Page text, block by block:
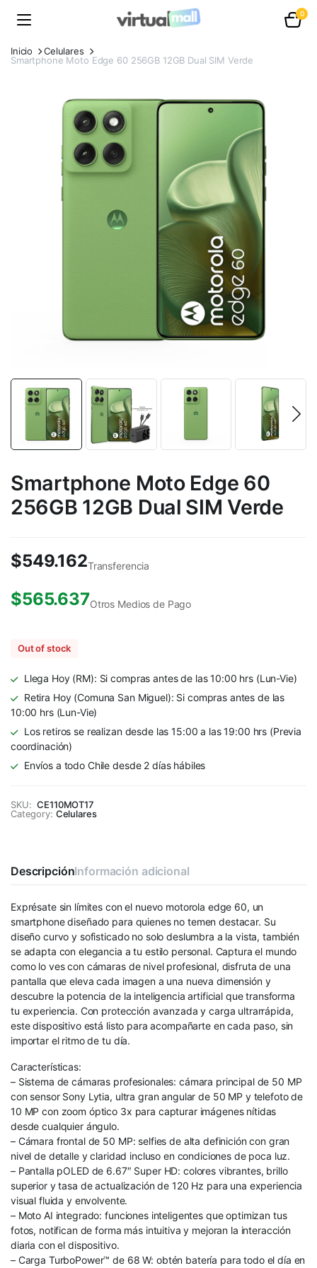
0
Inicio
Celulares
Smartphone Moto Edge 60 256GB 12GB Dual SIM Verde
Smartphone Moto Edge 60
256GB 12GB Dual SIM Verde
$549.162Transferencia
$565.637Otros Medios de Pago
Out of stock
Llega Hoy (RM): Si compras antes de las 10:00 hrs (Lun-Vie)
Retira Hoy (Comuna San Miguel): Si compras antes de las
10:00 hrs (Lun-Vie)
Los retiros se realizan desde las 15:00 a las 19:00 hrs (Previa
coordinación)
Envíos a todo Chile desde 2 días hábiles
SKU: CE110MOT17
Category: Celulares
DescripciónInformación adicional
Exprésate sin límites con el nuevo motorola edge 60, un
smartphone diseñado para quienes no temen destacar. Su
diseño curvo y sofisticado no solo deslumbra a la vista, también
se adapta con elegancia a tu estilo personal. Captura el mundo
como lo ves con cámaras de nivel profesional, disfruta de una
pantalla que eleva cada imagen a una nueva dimensión y
descubre la potencia de la inteligencia artificial que transforma
tu experiencia. Con protección avanzada y carga ultrarrápida,
este dispositivo está listo para acompañarte en cada paso, sin
importar el ritmo de tu día.
Características:
– Sistema de cámaras profesionales: cámara principal de 50 MP
con sensor Sony Lytia, ultra gran angular de 50 MP y telefoto de
10 MP con zoom óptico 3x para capturar imágenes nítidas
desde cualquier ángulo.
– Cámara frontal de 50 MP: selfies de alta definición con gran
nivel de detalle y claridad incluso en condiciones de poca luz.
– Pantalla pOLED de 6.67″ Super HD: colores vibrantes, brillo
superior y tasa de actualización de 120 Hz para una experiencia
visual fluida y envolvente.
– Moto AI integrado: funciones inteligentes que optimizan tus
fotos, notifican de forma más intuitiva y mejoran la interacción
diaria con el dispositivo.
– Carga TurboPower™ de 68 W: obtén batería para todo el día en